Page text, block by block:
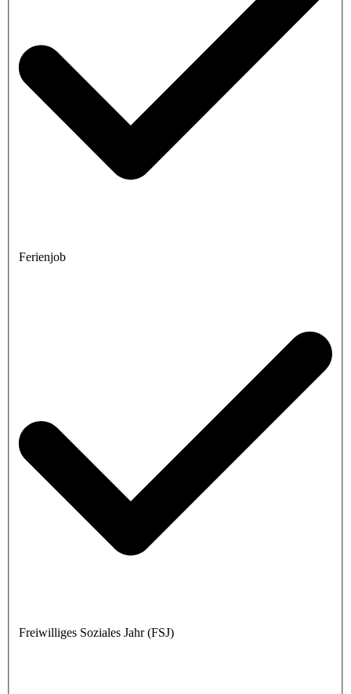
Ferienjob
Freiwilliges Soziales Jahr (FSJ)